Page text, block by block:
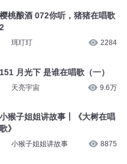
樱桃酿酒 072你听，猪猪在唱歌
2
珥玎玎 2284
151 月光下 是谁在唱歌（一）
天亮宇宙 9.6万
小猴子姐姐讲故事丨《大树在唱
歌》
小猴子姐姐讲故事 8875